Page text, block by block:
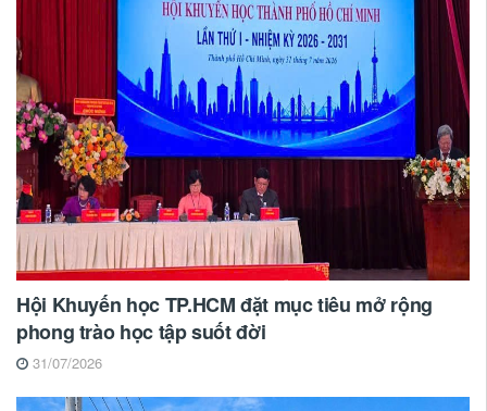
Hội Khuyến học TP.HCM đặt mục tiêu mở rộng
phong trào học tập suốt đời
31/07/2026